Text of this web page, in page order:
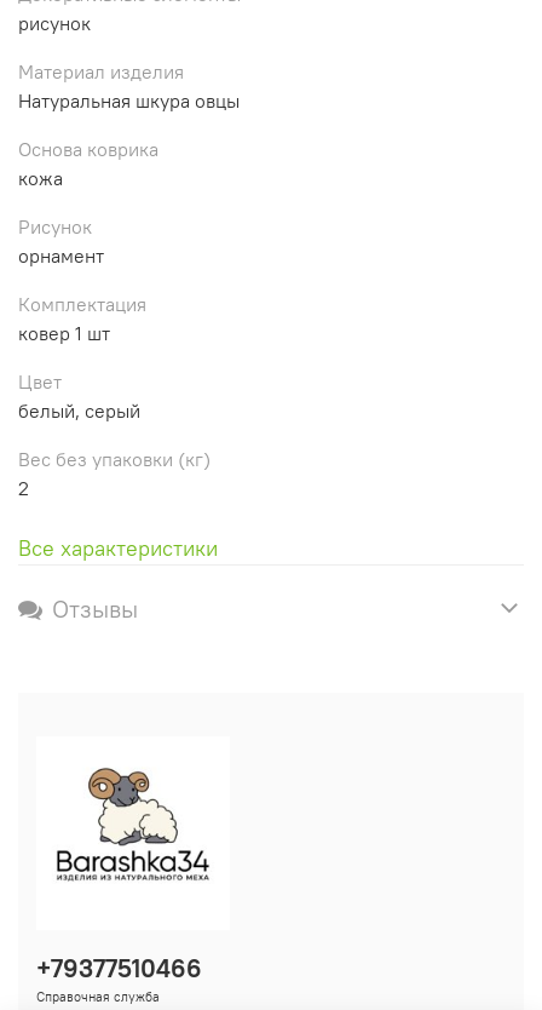
рисунок
Материал изделия
Натуральная шкура овцы
Основа коврика
кожа
Рисунок
орнамент
Комплектация
ковер 1 шт
Цвет
белый, серый
Вес без упаковки (кг)
2
Все характеристики
Отзывы
+79377510466
Справочная служба